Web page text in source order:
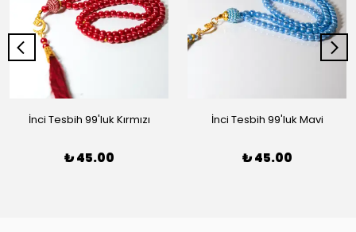
İnci Tesbih 99'luk Kırmızı
₺ 45.00
İnci Tesbih 99'luk Mavi
₺ 45.00